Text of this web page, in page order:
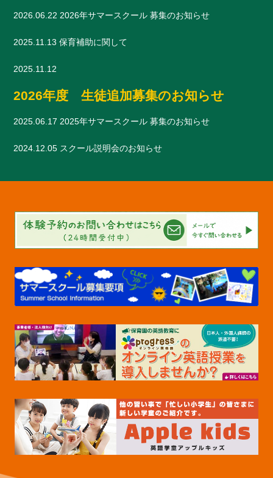
2026.06.22 2026年サマースクール 募集のお知らせ
2025.11.13 保育補助に関して
2025.11.12
2026年度 生徒追加募集のお知らせ
2025.06.17 2025年サマースクール 募集のお知らせ
2024.12.05 スクール説明会のお知らせ